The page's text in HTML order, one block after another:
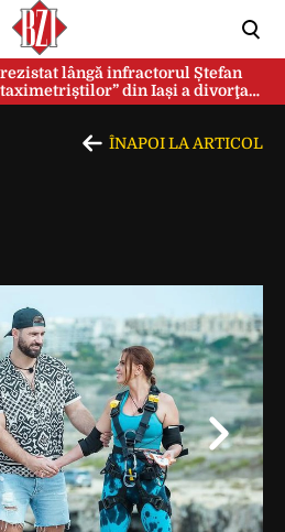
lângă infractorul Ștefan
din Iași a divorţat
ÎNAPOI LA ARTICOL